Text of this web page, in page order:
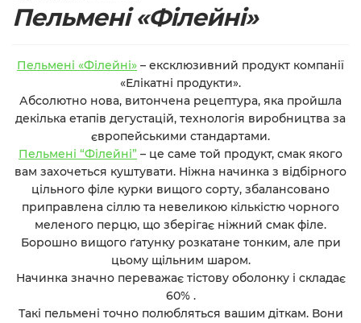
Пельмені «Філейні»
Пельмені «Філейні» – ексклюзивний продукт компанії
«Елікатні продукти».
Абсолютно нова, витончена рецептура, яка пройшла
декілька етапів дегустацій, технологія виробництва за
європейськими стандартами.
Пельмені “Філейні” – це саме той продукт, смак якого
вам захочеться куштувати. Ніжна начинка з відбірного
цільного філе курки вищого сорту, збалансовано
приправлена сіллю та невеликою кількістю чорного
меленого перцю, що зберігає ніжний смак філе.
Борошно вищого ґатунку розкатане тонким, але при
цьому щільним шаром.
Начинка значно переважає тістову оболонку і складає
60% .
Такі пельмені точно полюбляться вашим діткам. Вони